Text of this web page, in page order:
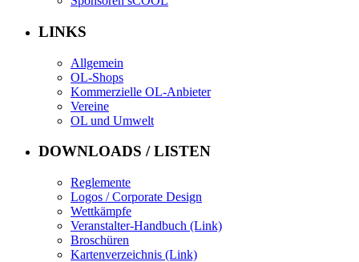
LINKS
Allgemein
OL-Shops
Kommerzielle OL-Anbieter
Vereine
OL und Umwelt
DOWNLOADS / LISTEN
Reglemente
Logos / Corporate Design
Wettkämpfe
Veranstalter-Handbuch (Link)
Broschüren
Kartenverzeichnis (Link)